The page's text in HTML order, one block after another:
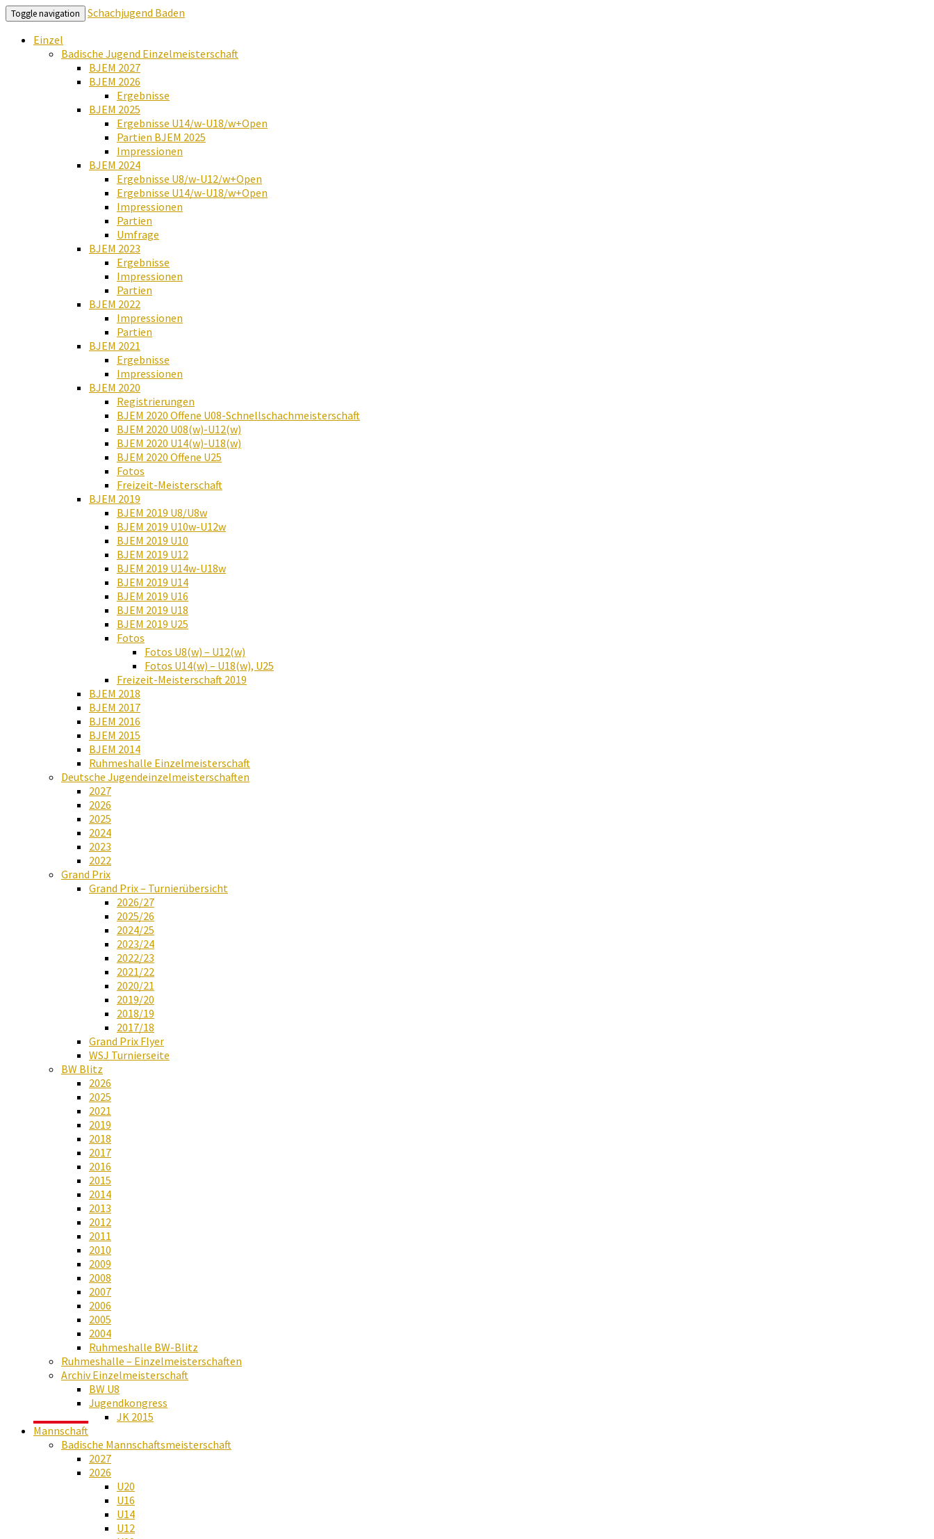
Toggle navigation
Schachjugend Baden
Einzel
Badische Jugend Einzelmeisterschaft
BJEM 2027
BJEM 2026
Ergebnisse
BJEM 2025
Ergebnisse U14/w-U18/w+Open
Partien BJEM 2025
Impressionen
BJEM 2024
Ergebnisse U8/w-U12/w+Open
Ergebnisse U14/w-U18/w+Open
Impressionen
Partien
Umfrage
BJEM 2023
Ergebnisse
Impressionen
Partien
BJEM 2022
Impressionen
Partien
BJEM 2021
Ergebnisse
Impressionen
BJEM 2020
Registrierungen
BJEM 2020 Offene U08-Schnellschachmeisterschaft
BJEM 2020 U08(w)-U12(w)
BJEM 2020 U14(w)-U18(w)
BJEM 2020 Offene U25
Fotos
Freizeit-Meisterschaft
BJEM 2019
BJEM 2019 U8/U8w
BJEM 2019 U10w-U12w
BJEM 2019 U10
BJEM 2019 U12
BJEM 2019 U14w-U18w
BJEM 2019 U14
BJEM 2019 U16
BJEM 2019 U18
BJEM 2019 U25
Fotos
Fotos U8(w) – U12(w)
Fotos U14(w) – U18(w), U25
Freizeit-Meisterschaft 2019
BJEM 2018
BJEM 2017
BJEM 2016
BJEM 2015
BJEM 2014
Ruhmeshalle Einzelmeisterschaft
Deutsche Jugendeinzelmeisterschaften
2027
2026
2025
2024
2023
2022
Grand Prix
Grand Prix – Turnierübersicht
2026/27
2025/26
2024/25
2023/24
2022/23
2021/22
2020/21
2019/20
2018/19
2017/18
Grand Prix Flyer
WSJ Turnierseite
BW Blitz
2026
2025
2021
2019
2018
2017
2016
2015
2014
2013
2012
2011
2010
2009
2008
2007
2006
2005
2004
Ruhmeshalle BW-Blitz
Ruhmeshalle – Einzelmeisterschaften
Archiv Einzelmeisterschaft
BW U8
Jugendkongress
JK 2015
Mannschaft
Badische Mannschaftsmeisterschaft
2027
2026
U20
U16
U14
U12